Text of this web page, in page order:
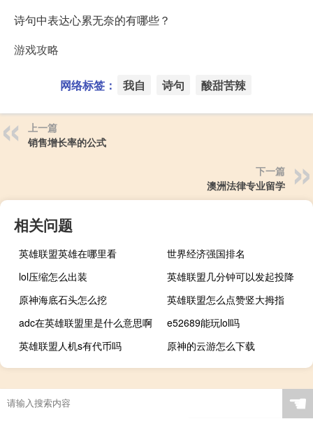
诗句中表达心累无奈的有哪些？
游戏攻略
网络标签： 我自 诗句 酸甜苦辣
上一篇
销售增长率的公式
下一篇
澳洲法律专业留学
相关问题
英雄联盟英雄在哪里看
世界经济强国排名
lol压缩怎么出装
英雄联盟几分钟可以发起投降
原神海底石头怎么挖
英雄联盟怎么点赞竖大拇指
adc在英雄联盟里是什么意思啊
e52689能玩lol吗
英雄联盟人机s有代币吗
原神的云游怎么下载
☚